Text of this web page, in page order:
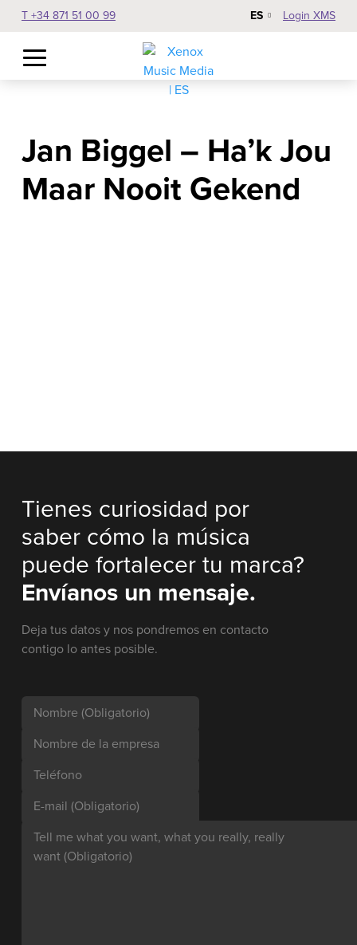
T +34 871 51 00 99 ES Login XMS
Jan Biggel – Ha’k Jou
Maar Nooit Gekend
Tienes curiosidad por
saber cómo la música
puede fortalecer tu marca?
Envíanos un mensaje.
Deja tus datos y nos pondremos en contacto
contigo lo antes posible.
Nombre (Obligatorio)
Nombre de la empresa
Teléfono
E-mail (Obligatorio)
Tell me what you want, what you really, really
want (Obligatorio)